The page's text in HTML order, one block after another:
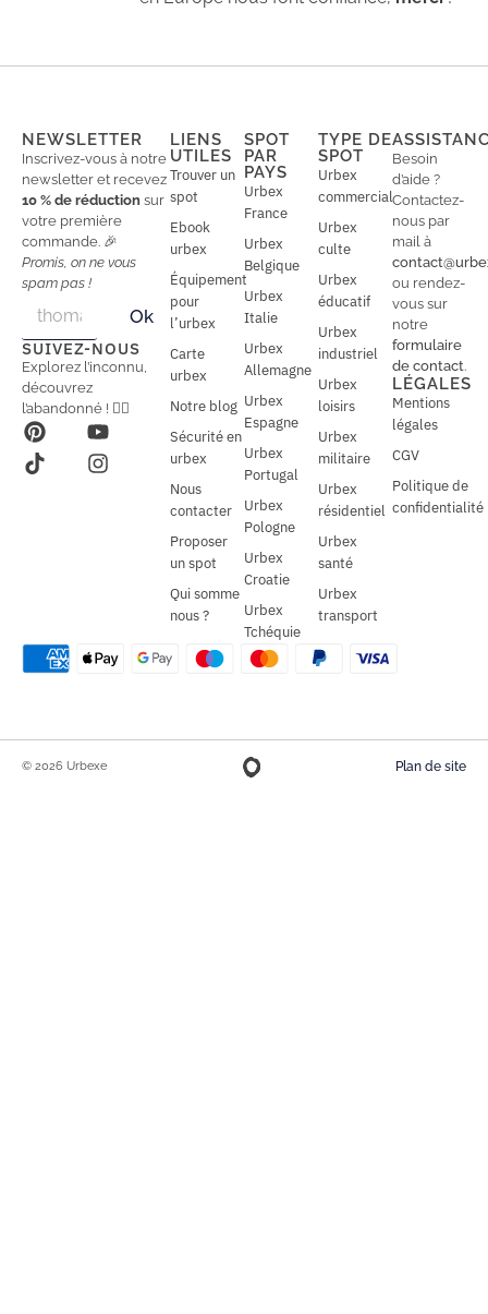
NEWSLETTER
Inscrivez-vous à notre
newsletter et recevez
10 % de réduction sur
votre première
commande. 🎉
Promis, on ne vous
spam pas !
a
i
l
a
i
l
*
Ok
SUIVEZ-NOUS
Explorez l’inconnu,
découvrez
l’abandonné ! 🕵️‍♂️
LIENS
UTILES
Trouver un
spot
Ebook
urbex
Équipement
pour
l’urbex
Carte
urbex
Notre blog
Sécurité en
urbex
Nous
contacter
Proposer
un spot
Qui somme
nous ?
SPOT
PAR
PAYS
Urbex
France
Urbex
Belgique
Urbex
Italie
Urbex
Allemagne
Urbex
Espagne
Urbex
Portugal
Urbex
Pologne
Urbex
Croatie
Urbex
Tchéquie
TYPE DE
SPOT
Urbex
commercial
Urbex
culte
Urbex
éducatif
Urbex
industriel
Urbex
loisirs
Urbex
militaire
Urbex
résidentiel
Urbex
santé
Urbex
transport
Besoin
d’aide ?
Contactez-
nous par
mail à
ou rendez-
vous sur
notre
formulaire
de contact.
LÉGALES
Mentions
légales
CGV
Politique de
confidentialité
© 2026 Urbexe Plan de site